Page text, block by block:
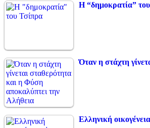
Η “δημοκρατία”
Όταν η στάχτη
Ελληνική